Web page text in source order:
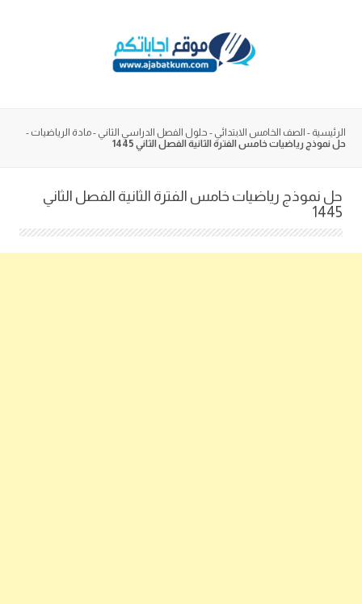
الرئيسية - الصف الخامس الابتدائي - حلول الفصل الدراسي الثاني -مادة الرياضيات -
حل نموذج رياضيات خامس الفترة الثانية الفصل الثاني 1445
حل نموذج رياضيات خامس الفترة الثانية الفصل الثاني
1445